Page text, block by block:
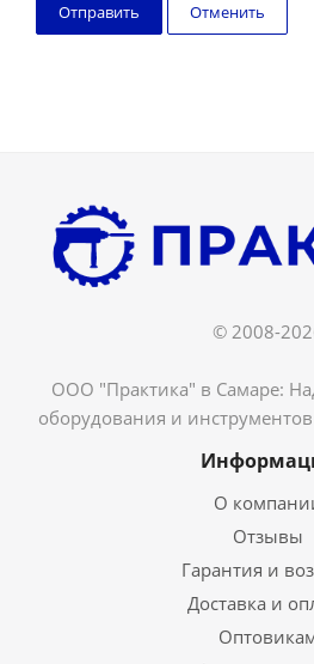
Отменить
© 2008-
ООО "Практика" в Самаре:
оборудования и
О
Отзывы
Гарантия и
Доставка и